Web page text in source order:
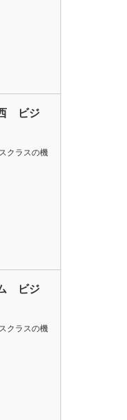
ビジ
クラスの機
ビジ
クラスの機